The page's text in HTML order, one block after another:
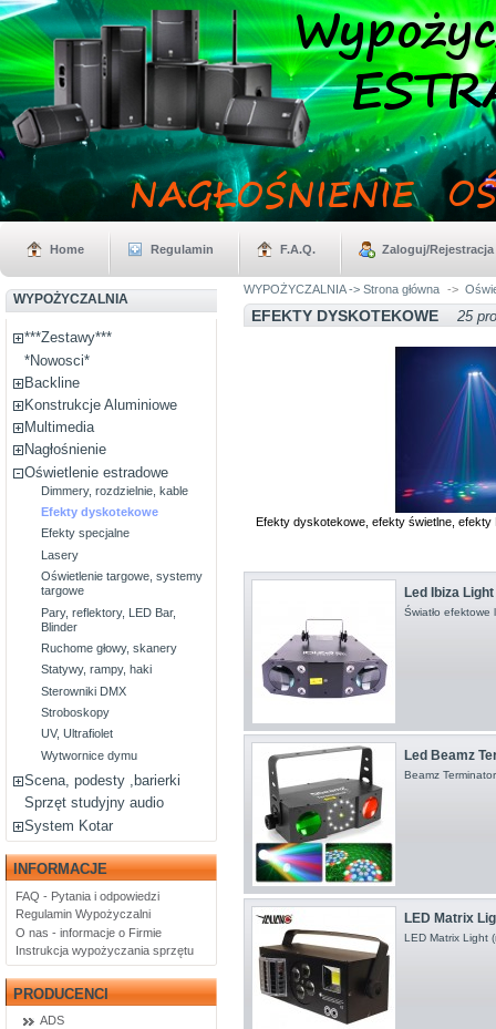
Home Regulamin F.A.Q. Zaloguj/Rejestracja
WYPOŻYCZALNIA
***Zestawy***
*Nowosci*
Backline
Konstrukcje Aluminiowe
Multimedia
Nagłośnienie
Oświetlenie estradowe
Dimmery, rozdzielnie, kable
Efekty dyskotekowe
Efekty specjalne
Lasery
Oświetlenie targowe, systemy
targowe
Pary, reflektory, LED Bar,
Blinder
Ruchome głowy, skanery
Statywy, rampy, haki
Sterowniki DMX
Stroboskopy
UV, Ultrafiolet
Wytwornice dymu
Scena, podesty ,barierki
Sprzęt studyjny audio
System Kotar
INFORMACJE
FAQ - Pytania i odpowiedzi
Regulamin Wypożyczalni
O nas - informacje o Firmie
Instrukcja wypożyczania sprzętu
PRODUCENCI
ADS
WYPOŻYCZALNIA -> Strona główna ->
EFEKTY DYSKOTEKOWE 25
Efekty dyskotekowe, efekty świetlne, efekty
Led Ibiza
Światło
Led Beamz
Beamz
LED Matrix
LED Matrix Light